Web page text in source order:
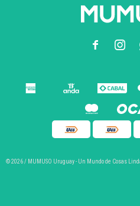
 
© 2026 / MUMUSO Uruguay - Un Mundo de Cosas